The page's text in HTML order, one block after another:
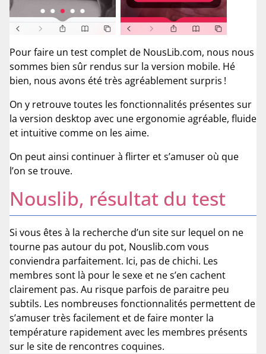
Pour faire un test complet de NousLib.com, nous nous
sommes bien sûr rendus sur la version mobile. Hé
bien, nous avons été très agréablement surpris !
On y retrouve toutes les fonctionnalités présentes sur
la version desktop avec une ergonomie agréable, fluide
et intuitive comme on les aime.
On peut ainsi continuer à flirter et s’amuser où que
l’on se trouve.
Nouslib, résultat du test
Si vous êtes à la recherche d’un site sur lequel on ne
tourne pas autour du pot, Nouslib.com vous
conviendra parfaitement. Ici, pas de chichi. Les
membres sont là pour le sexe et ne s’en cachent
clairement pas. Au risque parfois de paraitre peu
subtils. Les nombreuses fonctionnalités permettent de
s’amuser très facilement et de faire monter la
température rapidement avec les membres présents
sur le site de rencontres coquines.